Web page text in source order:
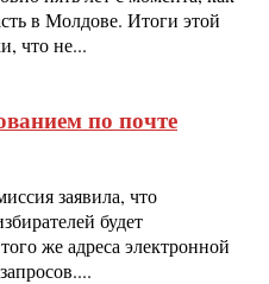
в Молдове. Итоги этой
что не...
по почте
заявила, что
будет
же адреса электронной